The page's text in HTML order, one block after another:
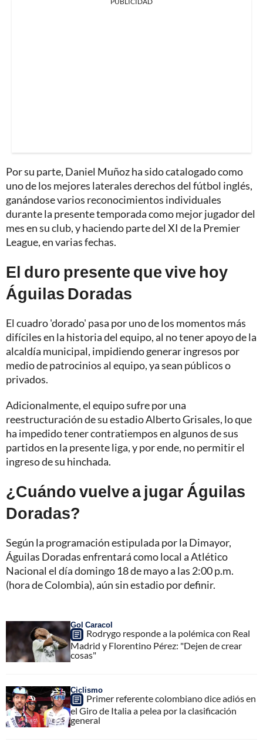
Por su parte, Daniel Muñoz ha sido catalogado como
uno de los mejores laterales derechos del fútbol inglés,
ganándose varios reconocimientos individuales
durante la presente temporada como mejor jugador del
mes en su club, y haciendo parte del XI de la Premier
League, en varias fechas.
El duro presente que vive hoy
Águilas Doradas
El cuadro 'dorado' pasa por uno de los momentos más
difíciles en la historia del equipo, al no tener apoyo de la
alcaldía municipal, impidiendo generar ingresos por
medio de patrocinios al equipo, ya sean públicos o
privados.
Adicionalmente, el equipo sufre por una
reestructuración de su estadio Alberto Grisales, lo que
ha impedido tener contratiempos en algunos de sus
partidos en la presente liga, y por ende, no permitir el
ingreso de su hinchada.
¿Cuándo vuelve a jugar Águilas
Doradas?
Según la programación estipulada por la Dimayor,
Águilas Doradas enfrentará como local a Atlético
Nacional el día domingo 18 de mayo a las 2:00 p.m.
(hora de Colombia), aún sin estadio por definir.
Gol Caracol
Rodrygo responde a la polémica con Real
Madrid y Florentino Pérez: "Dejen de crear
cosas"
Ciclismo
Primer referente colombiano dice adiós en
el Giro de Italia a pelea por la clasificación
general